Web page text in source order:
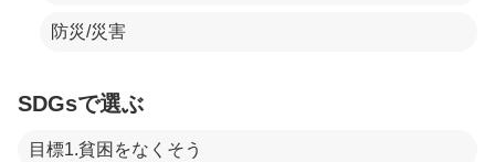
防災/災害
SDGsで選ぶ
目標1.貧困をなくそう